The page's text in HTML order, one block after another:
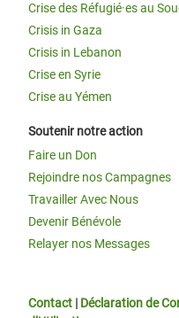
Crise des Réfugié·es au
Crisis in Gaza
Crisis in Lebanon
Crise en Syrie
Crise au Yémen
Soutenir notre action
Faire un Don
Rejoindre nos Campagnes
Travailler Avec Nous
Devenir Bénévole
Relayer nos Messages
Contact | Déclaration de